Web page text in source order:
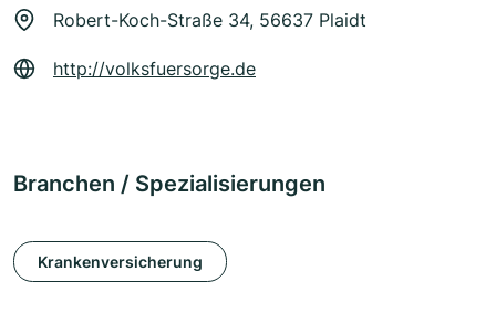
Robert-Koch-Straße 34, 56637 Plaidt
http://volksfuersorge.de
Branchen / Spezialisierungen
Krankenversicherung